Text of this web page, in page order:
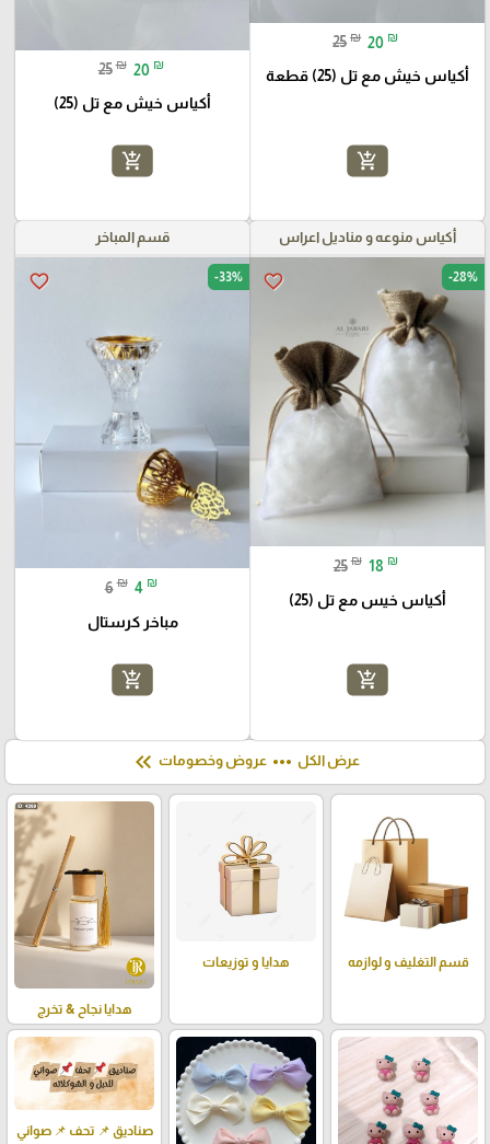
25 ₪ 20 ₪
أكياس خيش مع تل (25) قطعة
add_shopping_cart
25 ₪ 20 ₪
أكياس خيش مع تل (25)
add_shopping_cart
أكياس منوعه و مناديل اعراس
favorite_border -28%
25 ₪ 18 ₪
أكياس خيس مع تل (25)
add_shopping_cart
قسم المباخر
favorite_border -33%
6 ₪ 4 ₪
مباخر كرستال
add_shopping_cart
عرض الكل more_horiz عروض وخصومات keyboard_double_arrow_left
قسم التغليف و لوازمه هدايا و توزيعات
هدايا نجاح & تخرج
صناديق 📌 تحف 📌 صواني